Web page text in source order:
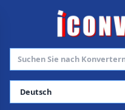
Sprache auswählen